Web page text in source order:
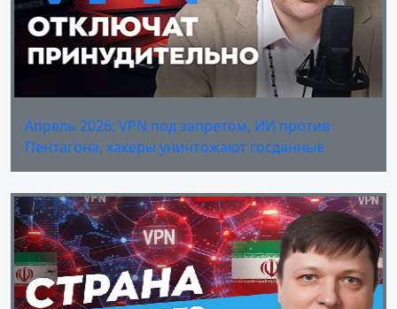
Апрель 2026: VPN под запретом, ИИ против
Пентагона, хакеры уничтожают госданные